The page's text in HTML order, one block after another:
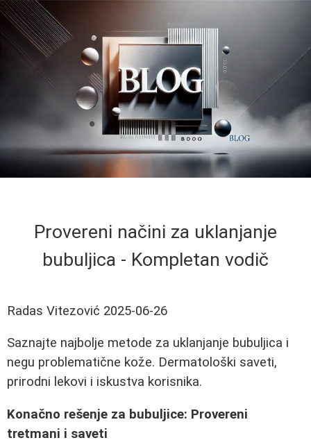
Provereni načini za uklanjanje
bubuljica - Kompletan vodič
Radas Vitezović 2025-06-26
Saznajte najbolje metode za uklanjanje bubuljica i
negu problematične kože. Dermatološki saveti,
prirodni lekovi i iskustva korisnika.
Konačno rešenje za bubuljice: Provereni
tretmani i saveti